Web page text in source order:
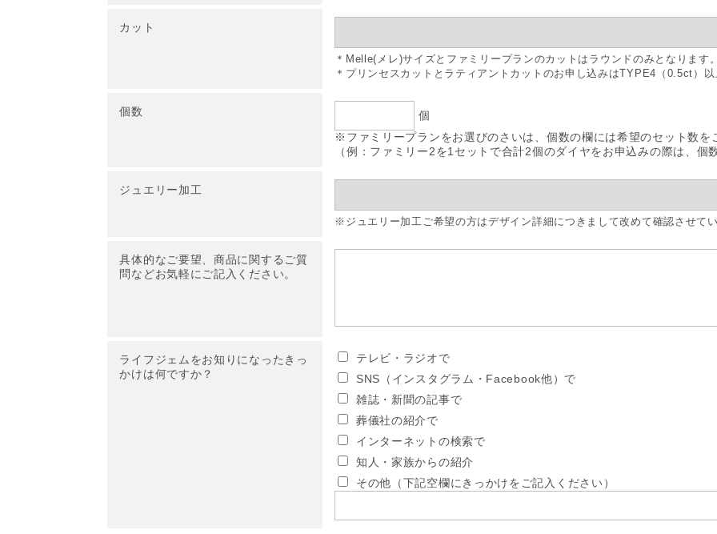
カット
＊Melle(メレ)サイズとファミリープランのカットはラウンドのみとなります。
＊プリンセスカットとラティアントカットのお申し込みはTYPE4（0.5ct）以
個数
個
※ファミリープランをお選びのさいは、個数の欄には希望のセット数を
（例：ファミリー2を1セットで合計2個のダイヤをお申込みの際は、個
ジュエリー加工
※ジュエリー加工ご希望の方はデザイン詳細につきまして改めて確認させてい
具体的なご要望、商品に関するご質
問などお気軽にご記入ください。
ライフジェムをお知りになったきっ
かけは何ですか？
テレビ・ラジオで
SNS（インスタグラム・Facebook他）で
雑誌・新聞の記事で
葬儀社の紹介で
インターネットの検索で
知人・家族からの紹介
その他（下記空欄にきっかけをご記入ください）